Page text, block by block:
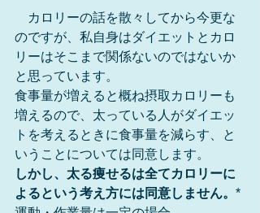
カロリーの話を散々してから今更な
のですが、私自身はダイエットとカロ
リーはそこまで関係ないのではないか
と思っています。
食事量が増えると概ね摂取カロリーも
増えるので、太っている人がダイエッ
トを考えるときに食事量を減らす、と
いうことについては同意します。
しかし、太る痩せるは全てカロリーに
よるという考え方には同意しません。 *